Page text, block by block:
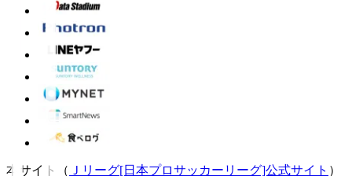
本サイト（ Ｊリーグ[日本プロサッカーリーグ]公式サイト ）